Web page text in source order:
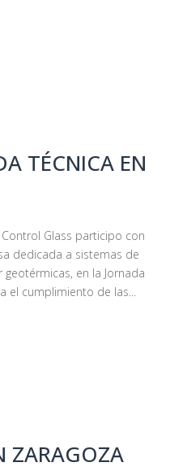
TÉCNICA EN
Glass participo con
dedicada a sistemas de
en la Jornada
el cumplimiento de las...
ZARAGOZA